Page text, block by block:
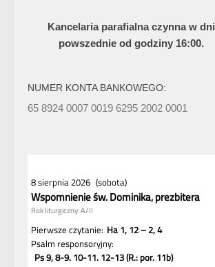
Kancelaria parafialna czynna w dni
powszednie od godziny 16:00.
NUMER KONTA BANKOWEGO:
65 8924 0007 0019 6295 2002 0001